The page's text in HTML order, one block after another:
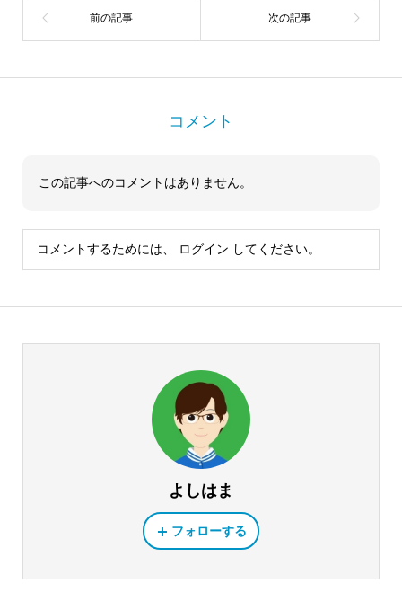
コメント
この記事へのコメントはありません。
コメントするためには、 ログイン してください。
よしはま
フォローする